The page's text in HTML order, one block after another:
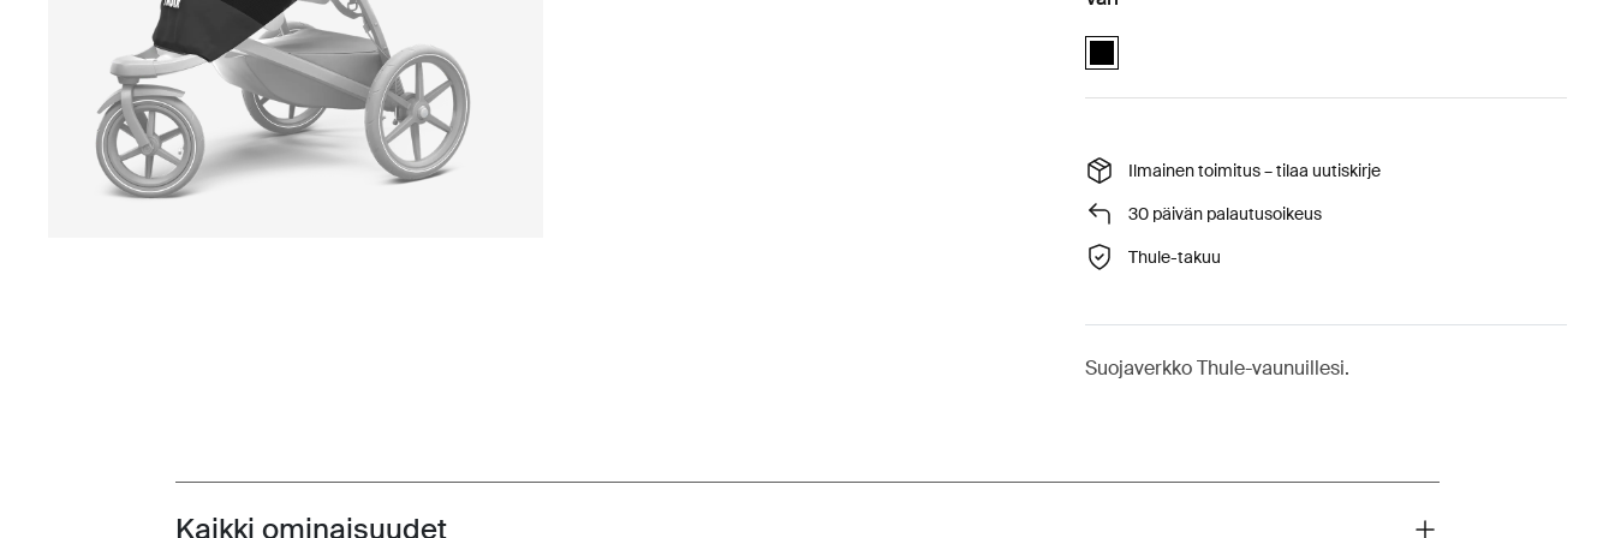
Thule Urban Glide mesh cover Musta (selected)
Ilmainen toimitus – tilaa uutiskirje
30 päivän palautusoikeus
Thule-takuu
Suojaverkko Thule-vaunuillesi.
Toggle features
Kaikki ominaisuudet